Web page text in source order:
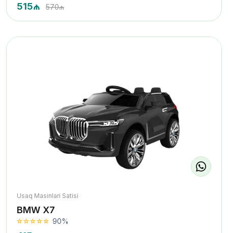
515₼ 570₼
Usaq Masinlari Satisi
BMW X7
90%